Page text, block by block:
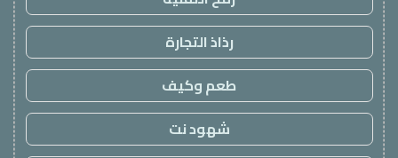
رذاذ التجارة
طعم وكيف
شهود نت